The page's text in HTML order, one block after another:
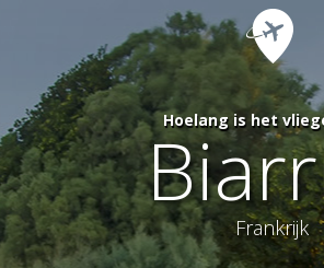
Hoelang is het
Frankrijk